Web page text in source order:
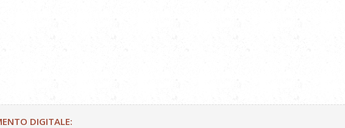
DIGITALE: